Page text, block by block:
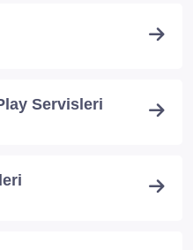
Servisleri